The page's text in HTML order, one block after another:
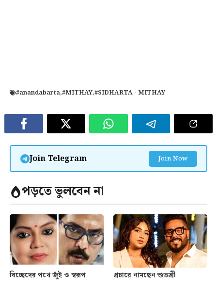
#anandabarta,#MITHAY,#SIDHARTA - MITHAY
Join Telegram Join Now
পড়তে ভুলবেন না
বিচ্ছেদের পথে জুঁই ও স্বরূপ প্রচারে নামছেন শুভশ্রী